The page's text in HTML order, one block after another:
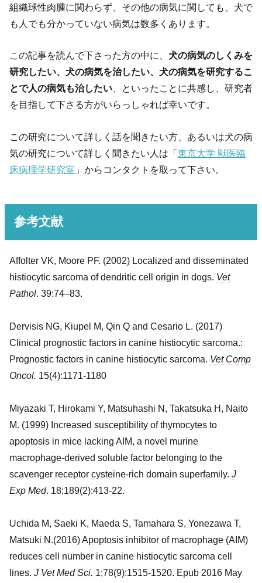
組織球性肉腫に関わらず、その他の病気に関しても、犬で
も人でも分かっていない病気は数多くあります。
この記事を読んで下さった方の中に、 犬の病気のしくみを
研究したい、犬の病気を治したい、犬の病気を研究するこ
とで人の病気も治したい 、といったことに共感し、研究者
を目指して下さる方がいらっしゃれば幸いです。
この研究について詳しく話を聞きたい方、あるいは犬の病
気の研究について詳しく聞きたい人は「東京大学 獣医臨
床病理学研究室 」からコンタクトを取って下さい。
参考文献
Affolter VK, Moore PF. (2002) Localized and disseminated
histiocytic sarcoma of dendritic cell origin in dogs. Vet
Pathol. 39:74–83.
Dervisis NG, Kiupel M, Qin Q and Cesario L. (2017)
Clinical prognostic factors in canine histiocytic sarcoma.:
Prognostic factors in canine histiocytic sarcoma. Vet Comp
Oncol. 15(4):1171-1180
Miyazaki T, Hirokami Y, Matsuhashi N, Takatsuka H, Naito
M. (1999) Increased susceptibility of thymocytes to
apoptosis in mice lacking AIM, a novel murine
macrophage-derived soluble factor belonging to the
scavenger receptor cysteine-rich domain superfamily. J
Exp Med. 18;189(2):413-22.
Uchida M, Saeki K, Maeda S, Tamahara S, Yonezawa T,
Matsuki N.(2016) Apoptosis inhibitor of macrophage (AIM)
reduces cell number in canine histiocytic sarcoma cell
lines. J Vet Med Sci. 1;78(9):1515-1520. Epub 2016 May